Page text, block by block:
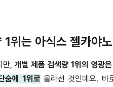
1위는 아식스 젤카야노
만,개별 제품 검색량 1위의 영광
숨에 1위로 올라선 것인데요. 바